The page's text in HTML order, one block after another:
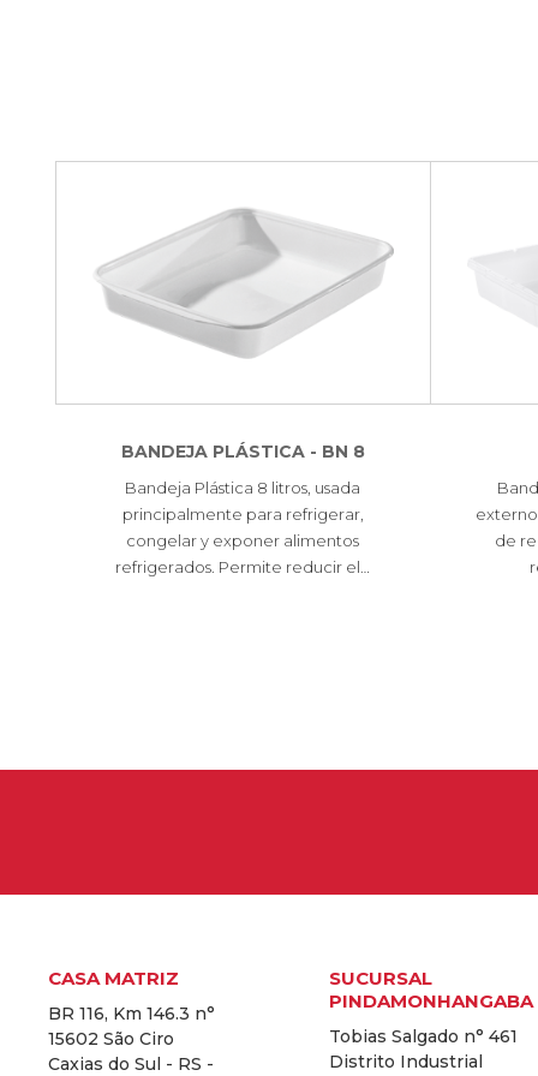
BANDEJA PLÁSTICA - BN 8
Bandeja Plástica 8 litros, usada
principalmente para refrigerar,
congelar y exponer alimentos
refrigerados. Permite reducir el…
de
CASA MATRIZ
BR 116, Km 146.3 n°
15602 São Ciro
Caxias do Sul - RS -
SUCURSAL
PINDAMONHANGABA
Tobias Salgado n° 461
Distrito Industrial